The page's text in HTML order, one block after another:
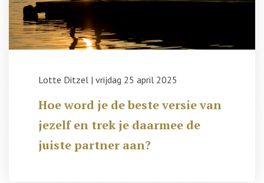
Lotte Ditzel | vrijdag 25 april 2025
Hoe word je de beste versie van
jezelf en trek je daarmee de
juiste partner aan?